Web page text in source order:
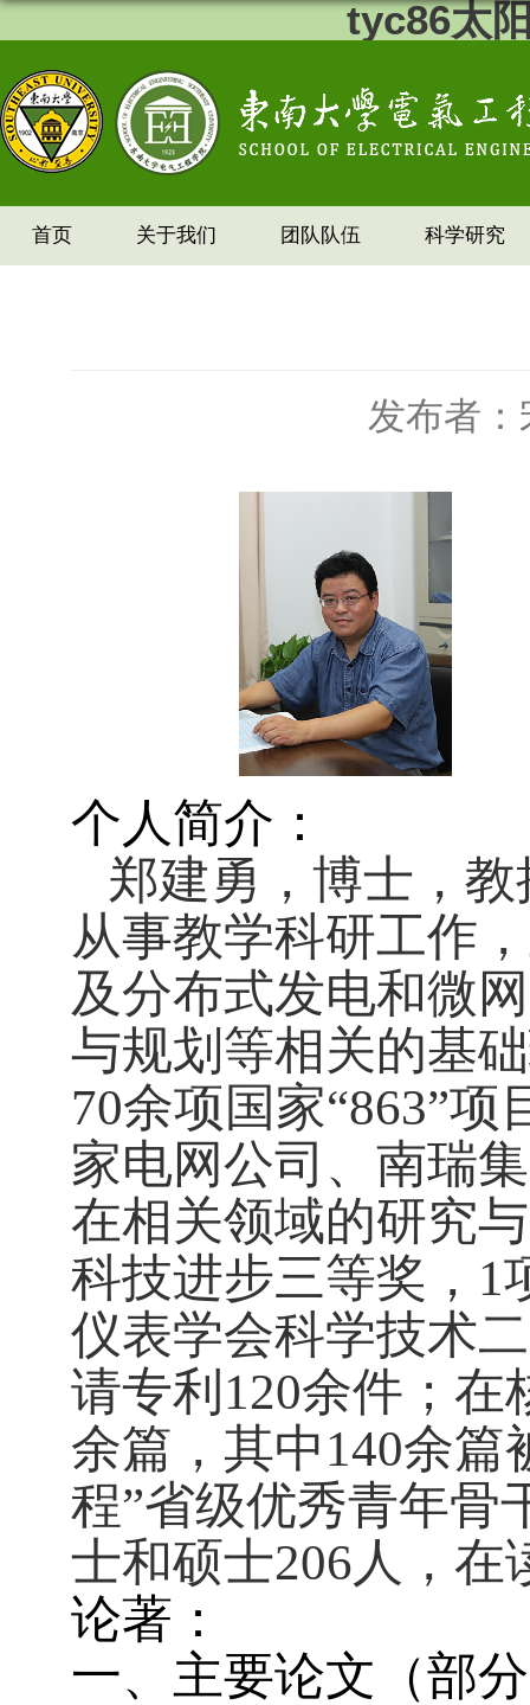
tyc86太
首页 关于我们 团队队伍 科学研究
发布者：
个人简介：
郑建勇，博士，
从事教学科研工作
及分布式发电和微
与规划等相关的基
70余项国家“863”项
家电网公司、南瑞
在相关领域的研究
科技进步三等奖， 1
仪表学会科学技术
请专利 120余件；在
余篇，其中140余篇
程”省级优秀青年骨
士和硕士206人，在
论著：
一、主要论文（部